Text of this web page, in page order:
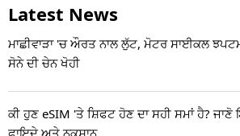
Latest News
ਮਾਛੀਵਾੜਾ 'ਚ ਔਰਤ ਨਾਲ ਲੁੱਟ, ਮੋਟਰ ਸਾਈਕਲ
ਸੋਨੇ ਦੀ ਚੇਨ ਖੋਹੀ
ਕੀ ਹੁਣ eSIM 'ਤੇ ਸ਼ਿਫਟ ਹੋਣ ਦਾ ਸਹੀ ਸਮਾਂ ਹੈ?
ਫਾਇਦੇ ਅਤੇ ਨੁਕਸਾਨ